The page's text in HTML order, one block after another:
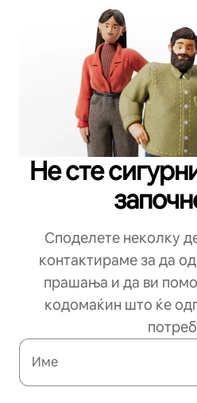
Не сте
Споделете неколку
контактираме за да
прашања и да ви
кодомаќин што ќе
Име